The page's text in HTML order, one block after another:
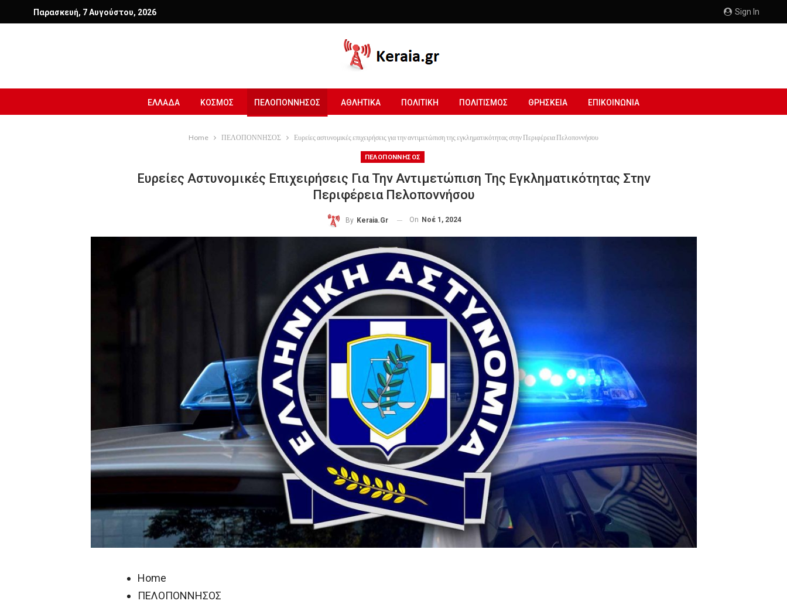
Sign In
Παρασκευή, 7 Αυγούστου, 2026
ΕΛΛΑΔΑ ΚΟΣΜΟΣ ΠΕΛΟΠΟΝΝΗΣΟΣ ΑΘΛΗΤΙΚΑ ΠΟΛΙΤΙΚΗ ΠΟΛΙΤΙΣΜΟΣ ΘΡΗΣΚΕΙΑ ΕΠΙΚΟΙΝΩΝΙΑ
Home ΠΕΛΟΠΟΝΝΗΣΟΣ Ευρείες αστυνομικές επιχειρήσεις για την αντιμετώπιση της εγκληματικότητας στην Περιφέρεια Πελοποννήσου
ΠΕΛΟΠΟΝΝΗΣΟΣ
Ευρείες Αστυνομικές Επιχειρήσεις Για Την Αντιμετώπιση Της Εγκληματικότητας Στην
Περιφέρεια Πελοποννήσου
By Keraia.gr On Νοέ 1, 2024
Home
ΠΕΛΟΠΟΝΝΗΣΟΣ